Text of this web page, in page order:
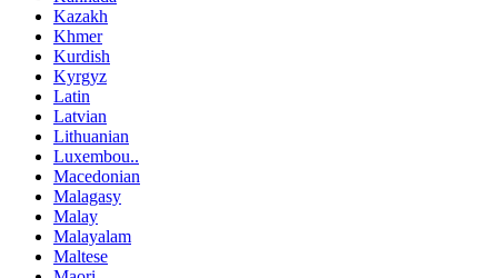
Kazakh
Khmer
Kurdish
Kyrgyz
Latin
Latvian
Lithuanian
Luxembou..
Macedonian
Malagasy
Malay
Malayalam
Maltese